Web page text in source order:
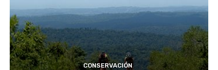
CONSERVACIÓN